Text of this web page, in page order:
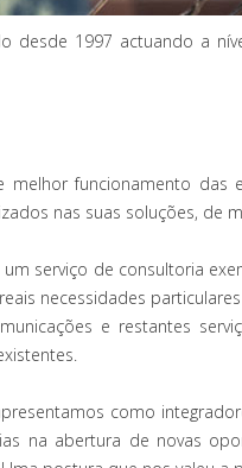
desde 1997 actuando a
funcionamento das
nas suas soluções,
um serviço de consultoria
necessidades
e restantes
como
na abertura de novas